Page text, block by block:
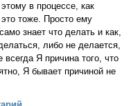
в процессе, как
тоже. Просто ему
знает что делать и как,
либо не делается,
Я причина того, что
Я бывает причиной не